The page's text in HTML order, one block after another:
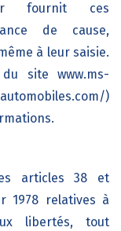
fournit ces
de cause,
à leur saisie.
du site www.ms-
)
articles 38 et
1978 relatives à
libertés, tout